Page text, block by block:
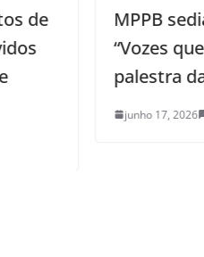
abertura do evento
Transformam”, com
ativista Maria da Penha